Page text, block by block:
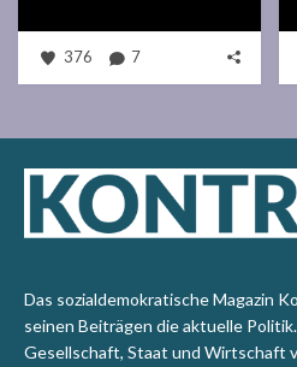
376 7
Das sozialdemokratische Magazin
seinen Beiträgen die aktuelle
Gesellschaft, Staat und Wirtschaft